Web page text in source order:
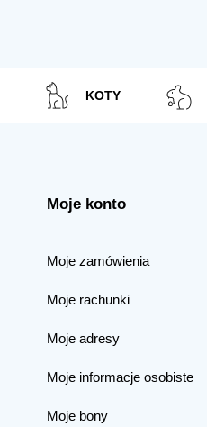
KOTY
Moje konto
Moje zamówienia
Moje rachunki
Moje adresy
Moje informacje osobiste
Moje bony